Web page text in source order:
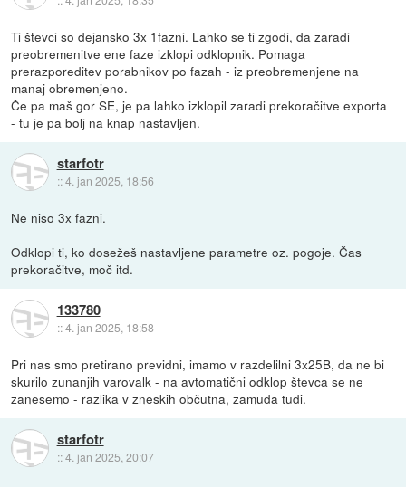
Ti števci so dejansko 3x 1fazni. Lahko se ti zgodi, da zaradi
preobremenitve ene faze izklopi odklopnik. Pomaga
prerazporeditev porabnikov po fazah - iz preobremenjene na
manaj obremenjeno.
Če pa maš gor SE, je pa lahko izklopil zaradi prekoračitve exporta
- tu je pa bolj na knap nastavljen.
starfotr
::4. jan 2025, 18:56
Ne niso 3x fazni.
Odklopi ti, ko dosežeš nastavljene parametre oz. pogoje. Čas
prekoračitve, moč itd.
133780
::4. jan 2025, 18:58
Pri nas smo pretirano previdni, imamo v razdelilni 3x25B, da ne bi
skurilo zunanjih varovalk - na avtomatični odklop števca se ne
zanesemo - razlika v zneskih občutna, zamuda tudi.
starfotr
::4. jan 2025, 20:07